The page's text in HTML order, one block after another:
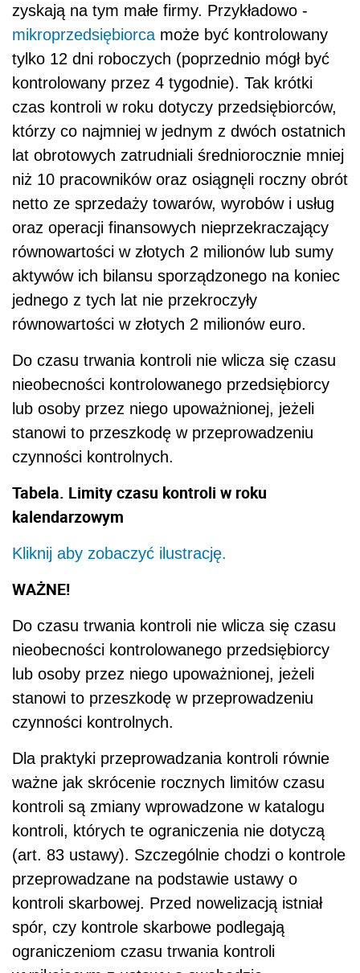
zyskają na tym małe firmy. Przykładowo -
mikroprzedsiębiorca może być kontrolowany
tylko 12 dni roboczych (poprzednio mógł być
kontrolowany przez 4 tygodnie). Tak krótki
czas kontroli w roku dotyczy przedsiębiorców,
którzy co najmniej w jednym z dwóch ostatnich
lat obrotowych zatrudniali średniorocznie mniej
niż 10 pracowników oraz osiągnęli roczny obrót
netto ze sprzedaży towarów, wyrobów i usług
oraz operacji finansowych nieprzekraczający
równowartości w złotych 2 milionów lub sumy
aktywów ich bilansu sporządzonego na koniec
jednego z tych lat nie przekroczyły
równowartości w złotych 2 milionów euro.
Do czasu trwania kontroli nie wlicza się czasu
nieobecności kontrolowanego przedsiębiorcy
lub osoby przez niego upoważnionej, jeżeli
stanowi to przeszkodę w przeprowadzeniu
czynności kontrolnych.
Tabela. Limity czasu kontroli w roku
kalendarzowym
Kliknij aby zobaczyć ilustrację.
WAŻNE!
Do czasu trwania kontroli nie wlicza się czasu
nieobecności kontrolowanego przedsiębiorcy
lub osoby przez niego upoważnionej, jeżeli
stanowi to przeszkodę w przeprowadzeniu
czynności kontrolnych.
Dla praktyki przeprowadzania kontroli równie
ważne jak skrócenie rocznych limitów czasu
kontroli są zmiany wprowadzone w katalogu
kontroli, których te ograniczenia nie dotyczą
(art. 83 ustawy). Szczególnie chodzi o kontrole
przeprowadzane na podstawie ustawy o
kontroli skarbowej. Przed nowelizacją istniał
spór, czy kontrole skarbowe podlegają
ograniczeniom czasu trwania kontroli